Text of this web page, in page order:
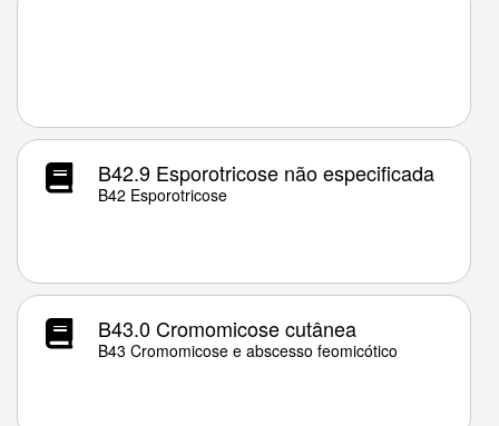
B42.9 Esporotricose não especificada
B42 Esporotricose
B43.0 Cromomicose cutânea
B43 Cromomicose e abscesso feomicótico